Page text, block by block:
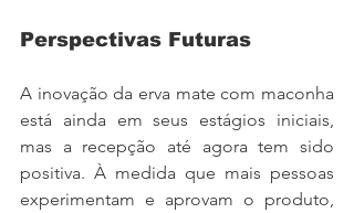
Perspectivas Futuras
A inovação da erva mate com maconha
está ainda em seus estágios iniciais,
mas a recepção até agora tem sido
positiva. À medida que mais pessoas
experimentam e aprovam o produto,